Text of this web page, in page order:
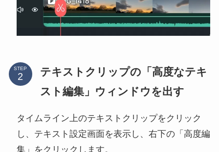
STEP
テキストクリップの「高度なテキ
スト編集」ウィンドウを出す
タイムライン上のテキストクリップをクリック
し、テキスト設定画面を表示し、右下の「高度編
集」をクリックします。